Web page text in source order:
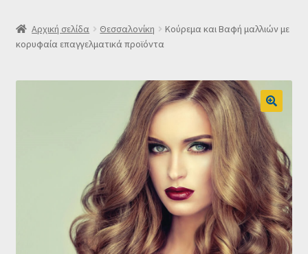
SLIDER
Επιβεβαίωση εγγραφής στο Newsletter του Dealistas.gr
Κατάστημα
Αρχική σελίδα Θεσσαλονίκη
Κούρεμα και Βαφή μαλλιών με
κορυφαία επαγγελματικά προϊόντα